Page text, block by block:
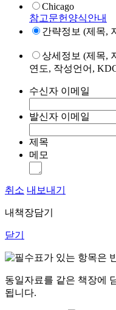
Chicago
참고문헌양식안내
간략정보 (제목,
상세정보 (제목,
연도, 작성언어,
수신자 이메일
발신자 이메일
제목
메모
취소 내보내기
내책장담기
닫기
표가 있는 항목은
동일자료를 같은 책장에
됩니다.